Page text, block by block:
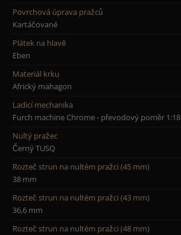
Povrchová úprava pražců
Kartáčované
Plátek na hlavě
Eben
Materiál krku
Africký mahagon
Ladicí mechanika
Furch machine Chrome - převodový poměr 1:18
Nultý pražec
Černý TUSQ
Rozteč strun na nultém pražci (45 mm)
38 mm
Rozteč strun na nultém pražci (43 mm)
36,6 mm
Rozteč strun na nultém pražci (48 mm)